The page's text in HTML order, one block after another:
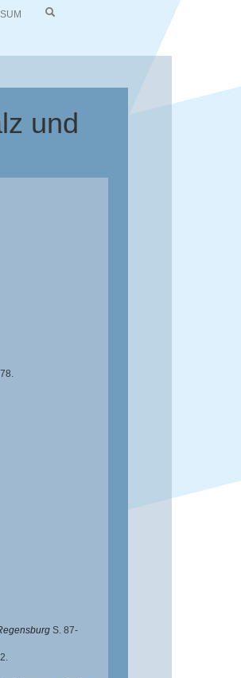
und
S. 87-